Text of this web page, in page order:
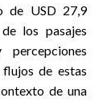
de USD 27,9
los pasajes
de estas
de una